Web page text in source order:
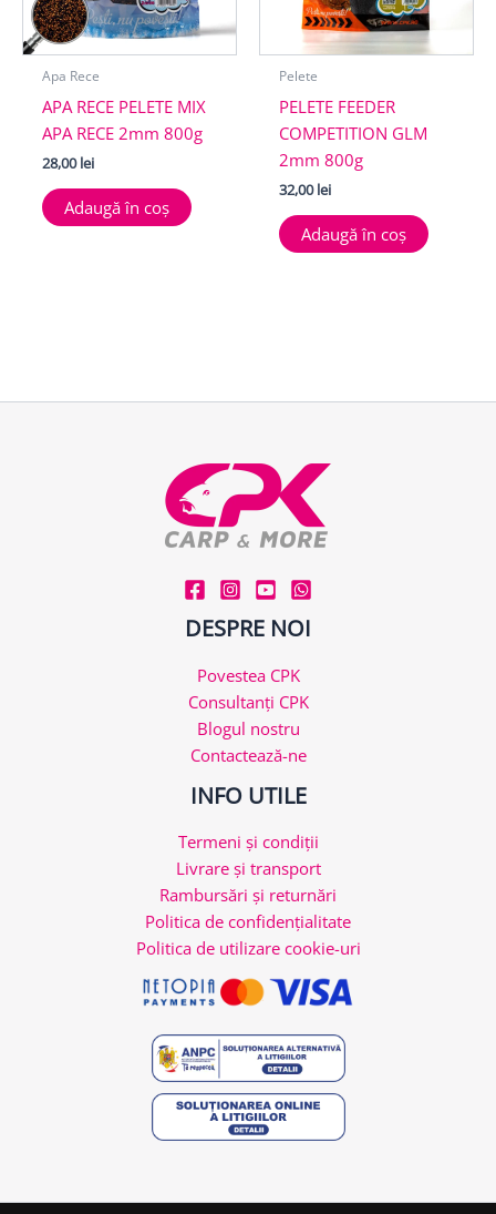
Apa Rece
APA RECE PELETE MIX
APA RECE 2mm 800g
28,00lei
Adaugă în coș
Pelete
PELETE FEEDER
COMPETITION GLM
2mm 800g
32,00lei
Adaugă în coș
DESPRE NOI
Povestea CPK
Consultanți CPK
Blogul nostru
Contactează-ne
INFO UTILE
Termeni și condiții
Livrare și transport
Rambursări și returnări
Politica de confidențialitate
Politica de utilizare cookie-uri